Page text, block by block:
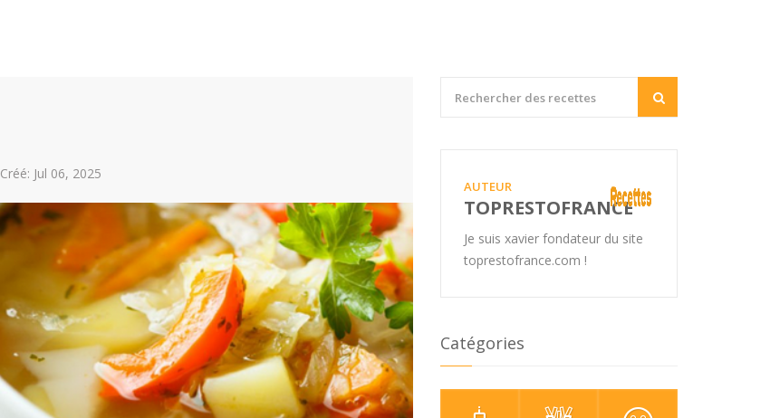
Créé: Jul 06, 2025
AUTEUR
TOPRESTOFRANCE
Je suis xavier fondateur du site
toprestofrance.com !
Catégories